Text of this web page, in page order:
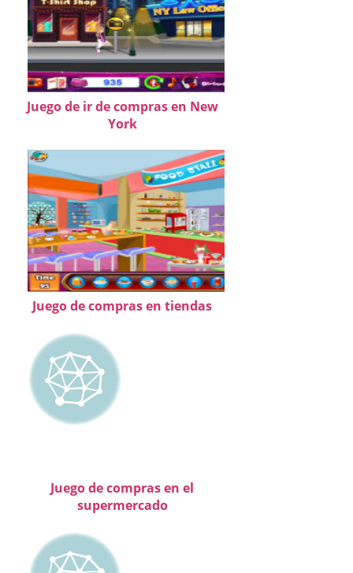
Juego de ir de compras en New
York
Juego de compras en tiendas
Juego de compras en el
supermercado